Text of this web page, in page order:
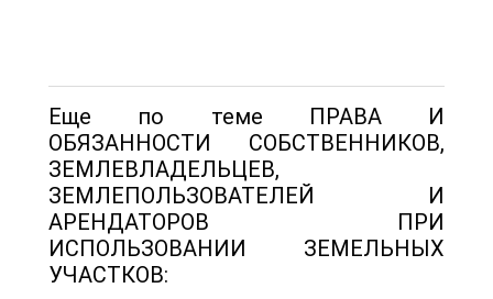
Еще по теме ПРАВА И
ОБЯЗАННОСТИ СОБСТВЕННИКОВ,
ЗЕМЛЕВЛАДЕЛЬЦЕВ,
ЗЕМЛЕПОЛЬЗОВАТЕЛЕЙ И
АРЕНДАТОРОВ ПРИ
ИСПОЛЬЗОВАНИИ ЗЕМЕЛЬНЫХ
УЧАСТКОВ: